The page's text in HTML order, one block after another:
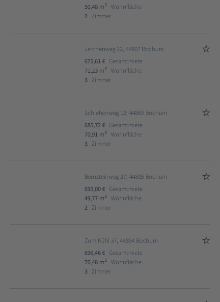
50,48 m2
Wohnfläche
2 Zimmer
Lerchenweg 22, 44807 Bochum
675,61 € Gesamtmiete
71,23 m2
Wohnfläche
3 Zimmer
Schlehenweg 12, 44869 Bochum
685,72 € Gesamtmiete
70,91 m2
Wohnfläche
3 Zimmer
Bernsteinweg 27, 44805 Bochum
695,00 € Gesamtmiete
49,77 m2
Wohnfläche
2 Zimmer
Zum Kühl 37, 44894 Bochum
696,46 € Gesamtmiete
76,48 m2
Wohnfläche
3 Zimmer